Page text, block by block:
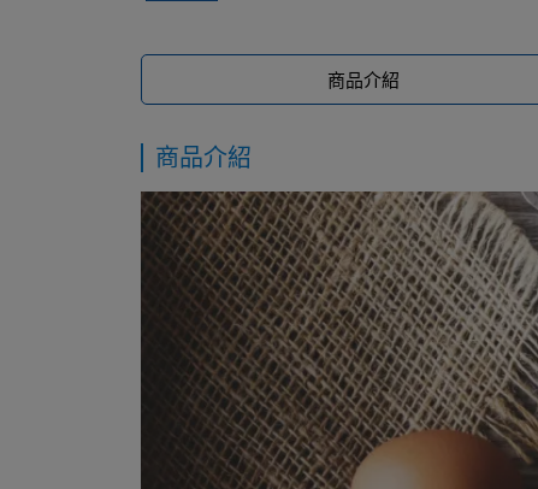
商品介紹
商品介紹